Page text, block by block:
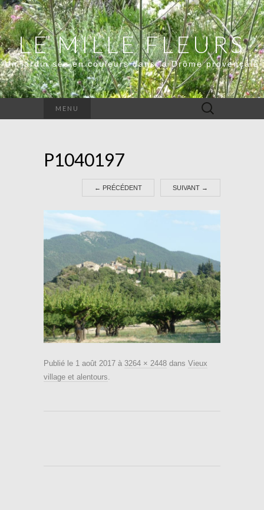
LE MILLE FLEURS
Un jardin sec en couleurs dans la Drôme provençale
MENU Rechercher :
P1040197
← PRÉCÉDENT SUIVANT →
Publié le 1 août 2017 à 3264 × 2448 dans Vieux
village et alentours.